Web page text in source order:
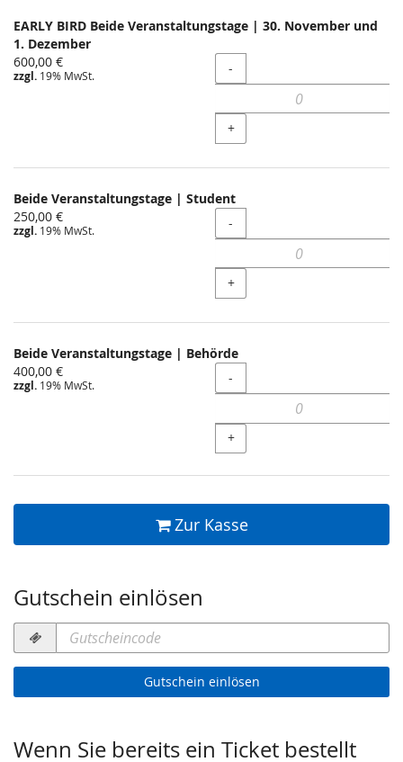
EARLY BIRD Beide Veranstaltungstage | 30. November und
1. Dezember
600,00 €
zzgl. 19% MwSt. Menge
-
+
Beide Veranstaltungstage | Student
250,00 €
zzgl. 19% MwSt. Menge
-
+
Beide Veranstaltungstage | Behörde
400,00 €
zzgl. 19% MwSt. Menge
-
+
Zur Kasse
Gutschein einlösen
Gutscheincode
erforderlich
Gutschein einlösen
Wenn Sie bereits ein Ticket bestellt